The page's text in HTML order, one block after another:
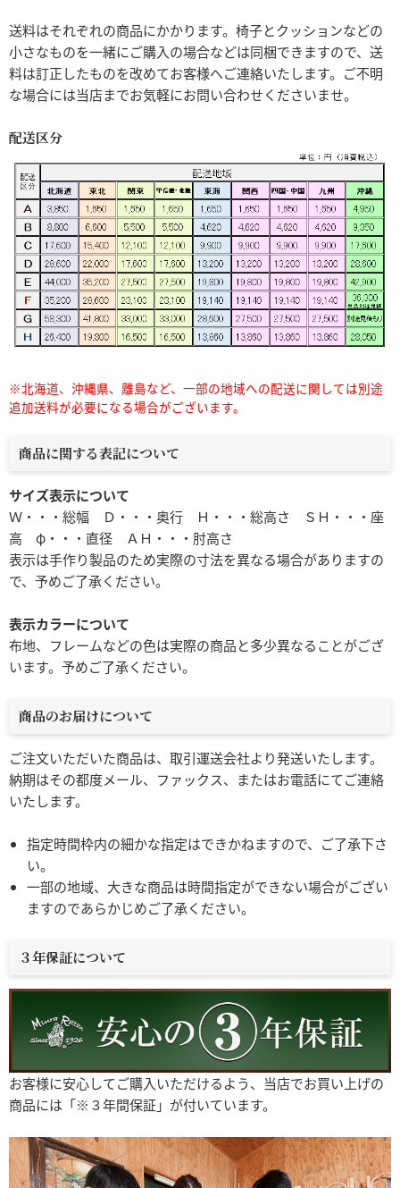
送料はそれぞれの商品にかかります。椅子とクッションなどの
小さなものを一緒にご購入の場合などは同梱できますので、送
料は訂正したものを改めてお客様へご連絡いたします。ご不明
な場合には当店までお気軽にお問い合わせくださいませ。
配送区分
※北海道、沖縄県、離島など、一部の地域への配送に関しては別途
追加送料が必要になる場合がございます。
商品に関する表記について
サイズ表示について
Ｗ・・・総幅 Ｄ・・・奥行 Ｈ・・・総高さ ＳＨ・・・座
高 φ・・・直径 ＡＨ・・・肘高さ
表示は手作り製品のため実際の寸法を異なる場合がありますの
で、予めご了承ください。
表示カラーについて
布地、フレームなどの色は実際の商品と多少異なることがござ
います。予めご了承ください。
商品のお届けについて
ご注文いただいた商品は、取引運送会社より発送いたします。
納期はその都度メール、ファックス、またはお電話にてご連絡
いたします。
指定時間枠内の細かな指定はできかねますので、ご了承下さ
い。
一部の地域、大きな商品は時間指定ができない場合がござい
ますのであらかじめご了承ください。
３年保証について
お客様に安心してご購入いただけるよう、当店でお買い上げの
商品には「※３年間保証」が付いています。